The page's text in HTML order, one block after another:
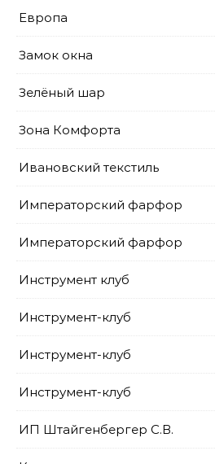
Европа
Замок окна
Зелёный шар
Зона Комфорта
Ивановский текстиль
Императорский фарфор
Императорский фарфор
Инструмент клуб
Инструмент-клуб
Инструмент-клуб
Инструмент-клуб
ИП Штайгенбергер С.В.